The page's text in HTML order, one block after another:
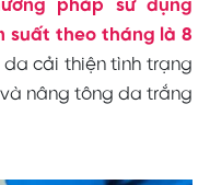
pháp sử dụng
suất theo tháng là 8
da cải thiện tình trạng
nâng tông da trắng